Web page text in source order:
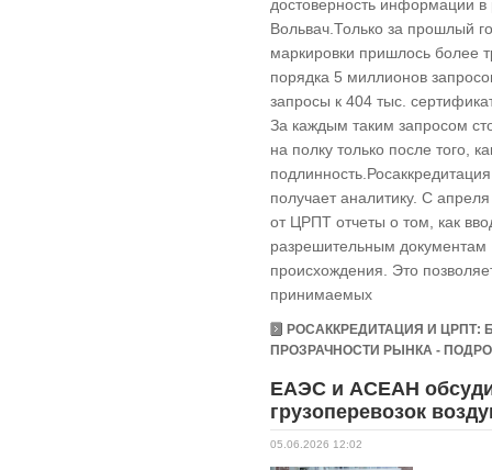
достоверность информации
Вольвач.Только за прошлый
маркировки пришлось более
порядка 5 миллионов
запросы к 404 тыс.
За каждым таким запросом
на полку только после того,
получает аналитику. С
от ЦРПТ отчеты о том, как
разрешительным
происхождения. Это
принимаемых
РОСАККРЕДИТАЦИЯ И
ПРОЗРАЧНОСТИ РЫНКА -
ЕАЭС и АСЕАН
грузоперевозок
05.06.2026 12:02